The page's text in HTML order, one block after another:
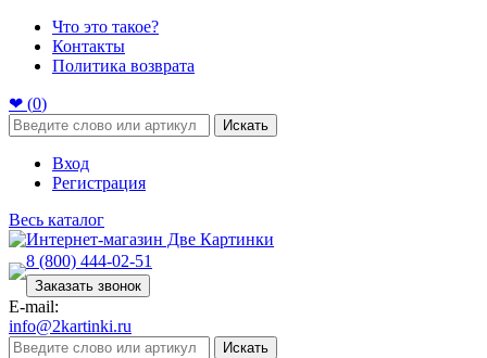
Что это такое?
Контакты
Политика возврата
❤ (0)
Искать
Вход
Регистрация
Весь каталог
8 (800) 444-02-51
Заказать звонок
E-mail:
info@2kartinki.ru
Искать